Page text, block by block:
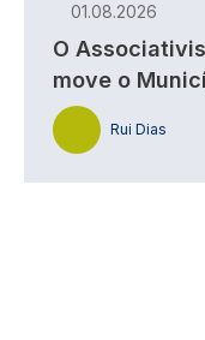
01.08.2026
O
move o
Rui Dias